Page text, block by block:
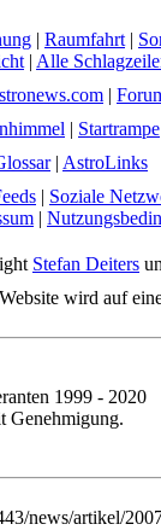
| Raumfahrt |
| Alle
|
| Startrampe
| AstroLinks
| Soziale
|
Stefan Deiters
wird auf
1999 - 2020
Genehmigung.
news/artikel/